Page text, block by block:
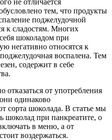
тем, что продукты
поджелудочной
к сладостям. Многих
шоколадом при
негативно относятся к
воспалена. Тем
содержит в себе
отказаться от употребления
одинаково
сорта шоколада. В статье мы
шоколад при панкреатите, о
в меню, а от
воздержаться.